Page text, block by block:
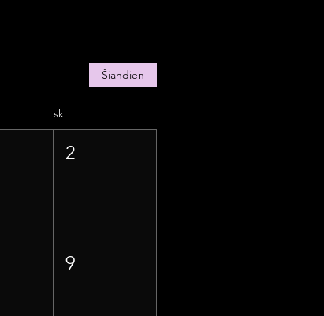
Šiandien
sk
2
9